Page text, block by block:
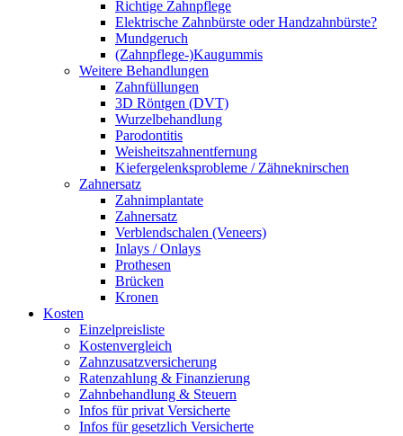
Richtige Zahnpflege
Elektrische Zahnbürste oder Handzahnbürste?
Mundgeruch
(Zahnpflege-)Kaugummis
Weitere Behandlungen
Zahnfüllungen
3D Röntgen (DVT)
Wurzelbehandlung
Parodontitis
Weisheitszahnentfernung
Kiefergelenksprobleme / Zähneknirschen
Zahnersatz
Zahnimplantate
Zahnersatz
Verblendschalen (Veneers)
Inlays / Onlays
Prothesen
Brücken
Kronen
Kosten
Einzelpreisliste
Kostenvergleich
Zahnzusatzversicherung
Ratenzahlung & Finanzierung
Zahnbehandlung & Steuern
Infos für privat Versicherte
Infos für gesetzlich Versicherte